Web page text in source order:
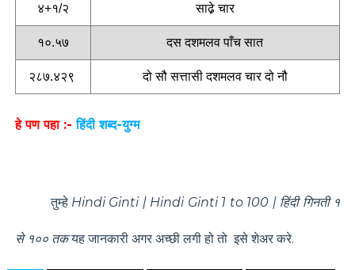
४+१/२ साढे़ चार
१०.५७ दस दशमलव पाँच सात
२८७.४२९ दो सौ सत्तासी दशमलव चार दो नौ
हे पण पहा :- हिंदी शब्द-युग्म
तुम्हे Hindi Ginti | Hindi Ginti 1 to 100 | हिंदी गिनती १
से १०० तक यह जानकारी अगर अच्छी लगी हो तो इसे शेअर करे.